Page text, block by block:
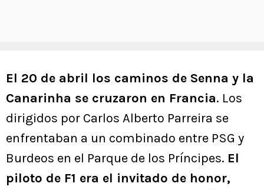
El 20 de abril los caminos de Senna y la
Canarinha se cruzaron en Francia. Los
dirigidos por Carlos Alberto Parreira se
enfrentaban a un combinado entre PSG y
Burdeos en el Parque de los Príncipes. El
piloto de F1 era el invitado de honor,